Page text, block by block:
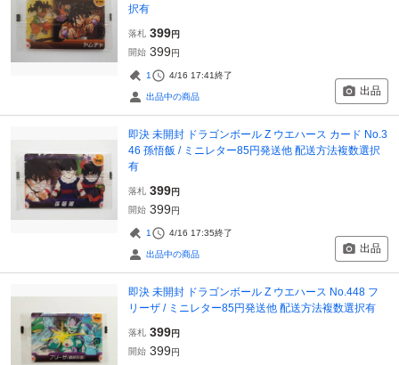
択有
落札 399円
開始 399円
1 4/16 17:41終了
出品中の商品 出品
即決 未開封 ドラゴンボール Z ウエハース カード No.3
46 孫悟飯 / ミニレター85円発送他 配送方法複数選択
有
落札 399円
開始 399円
1 4/16 17:35終了
出品中の商品 出品
即決 未開封 ドラゴンボール Z ウエハース No.448 フ
リーザ / ミニレター85円発送他 配送方法複数選択有
落札 399円
開始 399円